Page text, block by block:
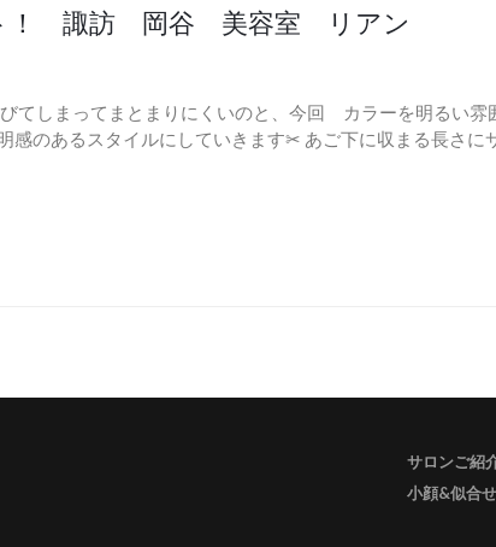
ト！ 諏訪 岡谷 美容室 リアン
てしまってまとまりにくいのと、今回 カラーを明るい雰
感のあるスタイルにしていきます✂︎ あご下に収まる長さに
サロンご紹
小顔&似合せ